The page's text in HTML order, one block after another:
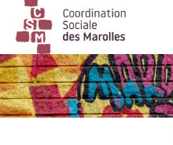
Main Navigation